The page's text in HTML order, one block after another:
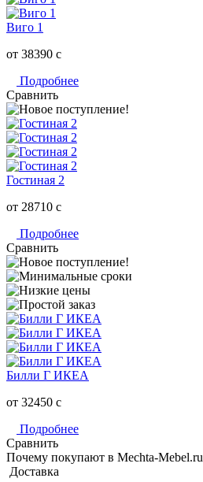
Виго 1
от 38390 c
Подробнее
Сравнить
Гостиная 2
от 28710 c
Подробнее
Сравнить
Билли Г ИКЕА
от 32450 c
Подробнее
Сравнить
Почему покупают в Mechta-Mebel.ru
Доставка